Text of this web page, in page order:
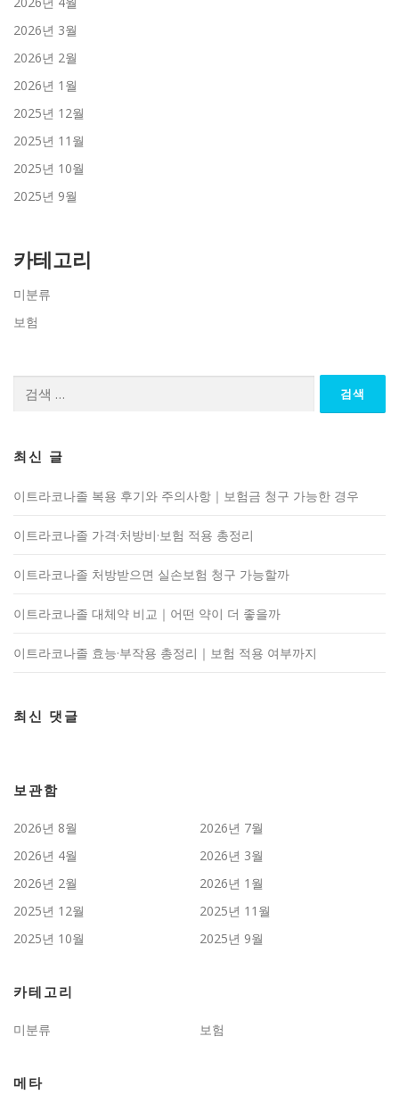
2026년 3월
2026년 2월
2026년 1월
2025년 12월
2025년 11월
2025년 10월
2025년 9월
카테고리
미분류
보험
최신 글
이트라코나졸 복용 후기와 주의사항｜보험금 청구 가능한 경우
이트라코나졸 가격·처방비·보험 적용 총정리
이트라코나졸 처방받으면 실손보험 청구 가능할까
이트라코나졸 대체약 비교｜어떤 약이 더 좋을까
이트라코나졸 효능·부작용 총정리｜보험 적용 여부까지
최신 댓글
보관함
2026년 8월
2026년 7월
2026년 4월
2026년 3월
2026년 2월
2026년 1월
2025년 12월
2025년 11월
2025년 10월
2025년 9월
카테고리
미분류 보험
메타